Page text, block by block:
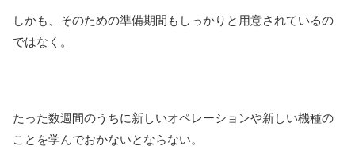
しかも、そのための準備期間もしっかりと用意されているの
ではなく。
たった数週間のうちに新しいオペレーションや新しい機種の
ことを学んでおかないとならない。